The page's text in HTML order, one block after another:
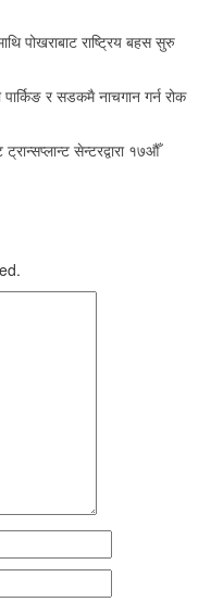
पोखराबाट राष्ट्रिय बहस सुरु
पार्किङ र सडकमै नाचगान गर्न रोक
सेन्टरद्वारा १७औँ